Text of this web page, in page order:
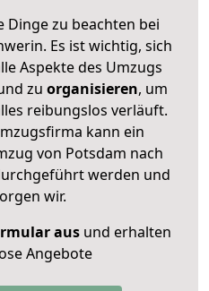
Dinge zu beachten bei
Es ist wichtig, sich
Aspekte des Umzugs
zu organisieren, um
reibungslos verläuft.
kann ein
von Potsdam nach
werden und
wir.
ausund erhalten
Angebote